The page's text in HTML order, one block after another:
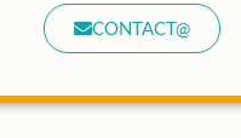
CONTACT@